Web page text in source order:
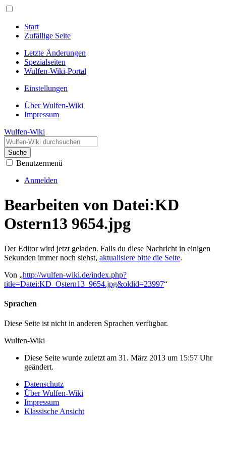
Start
Zufällige Seite
Letzte Änderungen
Spezialseiten
Wulfen-Wiki-Portal
Einstellungen
Über Wulfen-Wiki
Impressum
Wulfen-Wiki
Suche
Benutzermenü
Anmelden
Bearbeiten von Datei:KD
Ostern13 9654.jpg
Der Editor wird jetzt geladen. Falls du diese Nachricht in einigen
Sekunden immer noch siehst, aktualisiere bitte die Seite.
Von „http://wulfen-wiki.de/index.php?
title=Datei:KD_Ostern13_9654.jpg&oldid=23997“
Sprachen
Diese Seite ist nicht in anderen Sprachen verfügbar.
Wulfen-Wiki
Diese Seite wurde zuletzt am 31. März 2013 um 15:57 Uhr
geändert.
Datenschutz
Über Wulfen-Wiki
Impressum
Klassische Ansicht